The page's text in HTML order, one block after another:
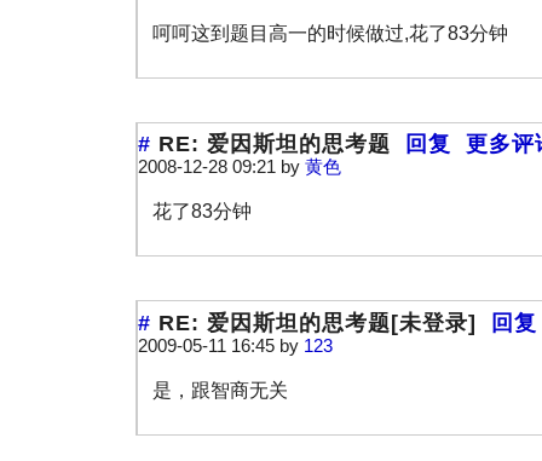
呵呵这到题目高一的时候做过,花了83分钟
# RE: 爱因斯坦的思考题 回复 更多评
2008-12-28 09:21 by 黄色
花了83分钟
# RE: 爱因斯坦的思考题[未登录] 回复
2009-05-11 16:45 by 123
是，跟智商无关